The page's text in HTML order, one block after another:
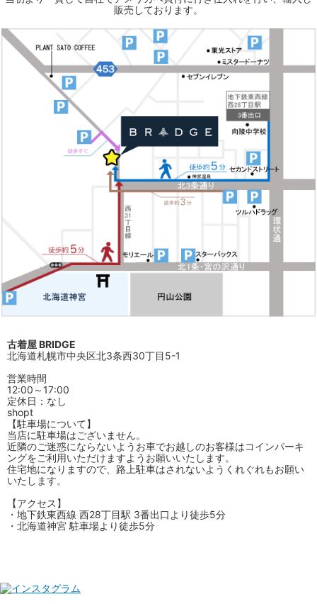
販売しております。
古着屋 BRIDGE
北海道札幌市中央区北3条西30丁目5-1
営業時間
12:00～17:00
定休日：なし
shopt
【駐車場について】
当店に駐車場はございません。
近隣のご迷惑にならないようお車でお越しのお客様はコインパーキ
ングをご利用いただけますようお願いいたします。
住宅地になりますので、路上駐車はされないようくれぐれもお願い
いたします。
【アクセス】
・地下鉄東西線 西28丁目駅 3番出口より徒歩5分
・北海道神宮 駐車場より徒歩5分